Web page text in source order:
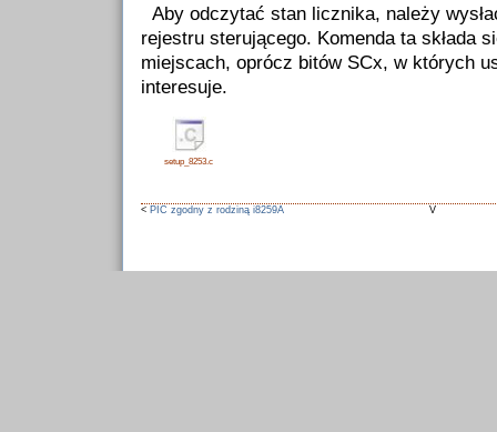
Aby odczytać stan licznika, należy
rejestru sterującego. Komenda ta składa
miejscach, oprócz bitów SCx, w których
interesuje.
setup_8253.c
< PIC zgodny z rodziną i8259A V